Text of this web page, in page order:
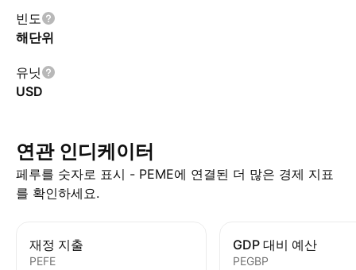
빈도
해단위
유닛
USD
연관 인디케이터
페루를 숫자로 표시 - PEME에 연결된 더 많은 경제 지표
를 확인하세요.
재정 지출
PEFE
GDP 대비 예산
PEGBP